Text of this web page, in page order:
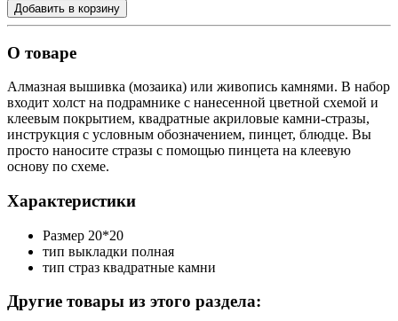
Добавить в корзину
О товаре
Алмазная вышивка (мозаика) или живопись камнями. В набор
входит холст на подрамнике с нанесенной цветной схемой и
клеевым покрытием, квадратные акриловые камни-стразы,
инструкция с условным обозначением, пинцет, блюдце. Вы
просто наносите стразы с помощью пинцета на клеевую
основу по схеме.
Характеристики
Размер 20*20
тип выкладки полная
тип страз квадратные камни
Другие товары из этого раздела: